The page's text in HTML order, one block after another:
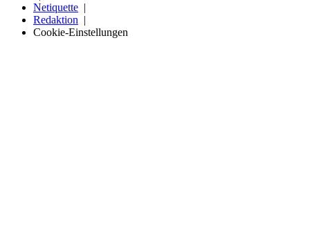
Netiquette
Redaktion
Cookie-Einstellungen